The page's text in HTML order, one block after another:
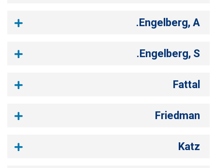
Engelberg, A.
Engelberg, S.
Fattal
Friedman
Katz